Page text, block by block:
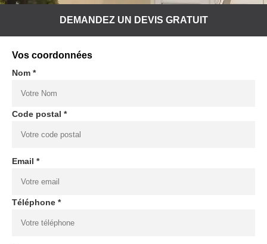
DEMANDEZ UN DEVIS GRATUIT
Vos coordonnées
Nom *
Code postal *
Email *
Téléphone *